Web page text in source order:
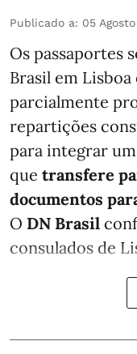
Publicado a: 05
Os passaportes
Brasil em
parcialmente
repartições
para integrar
que transfere
documentos
O DN Brasil
consulados de